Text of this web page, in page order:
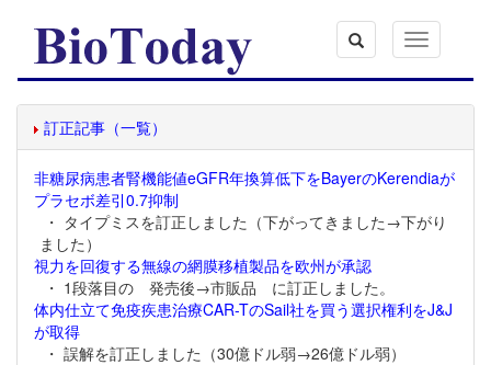
Toggle
navigation
訂正記事（一覧）
非糖尿病患者腎機能値eGFR年換算低下をBayerのKerendiaが
プラセボ差引0.7抑制
・ タイプミスを訂正しました（下がってきました→下がり
ました）
視力を回復する無線の網膜移植製品を欧州が承認
・ 1段落目の 発売後→市販品 に訂正しました。
体内仕立て免疫疾患治療CAR-TのSail社を買う選択権利をJ&J
が取得
・ 誤解を訂正しました（30億ドル弱→26億ドル弱）